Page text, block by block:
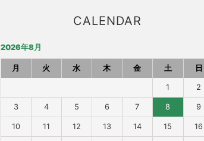
CALENDAR
2026年8月
月 火 水 木 金 土 日
1 2
3 4 5 6 7 8 9
10 11 12 13 14 15 16